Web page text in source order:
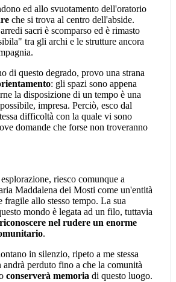
ed allo svuotamento dell'oratorio
che si trova al centro dell'abside.
sacri è scomparso ed è rimasto
tra gli archi e le strutture ancora
di questo degrado, provo una strana
: gli spazi sono appena
la disposizione di un tempo è una
impresa. Perciò, esco dal
difficoltà con la quale vi sono
domande che forse non troveranno
riesco comunque a
Maddalena dei Mosti come un'entità
fragile allo stesso tempo. La sua
mondo è legata ad un filo, tuttavia
riconoscere nel rudere un enorme
.
in silenzio, ripeto a me stessa
andrà perduto fino a che la comunità
conserverà memoria di questo luogo.